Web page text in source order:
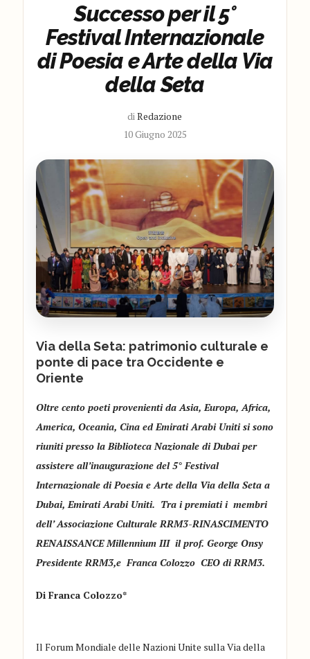
Successo per il 5°
Festival Internazionale
di Poesia e Arte della Via
della Seta
diRedazione
10 Giugno 2025
Via della Seta: patrimonio culturale e
ponte di pace tra Occidente e
Oriente
Oltre cento poeti provenienti da Asia, Europa, Africa,
America, Oceania, Cina ed Emirati Arabi Uniti si sono
riuniti presso la Biblioteca Nazionale di Dubai per
assistere all’inaugurazione del 5° Festival
Internazionale di Poesia e Arte della Via della Seta a
Dubai, Emirati Arabi Uniti. Tra i premiati i membri
dell’ Associazione Culturale RRM3-RINASCIMENTO
RENAISSANCE Millennium III ilprof. GeorgeOnsy
Presidente RRM3,eFrancaColozzo CEO di RRM3.
Di Franca Colozzo*
Il Forum Mondiale delle Nazioni Unite sulla Via della